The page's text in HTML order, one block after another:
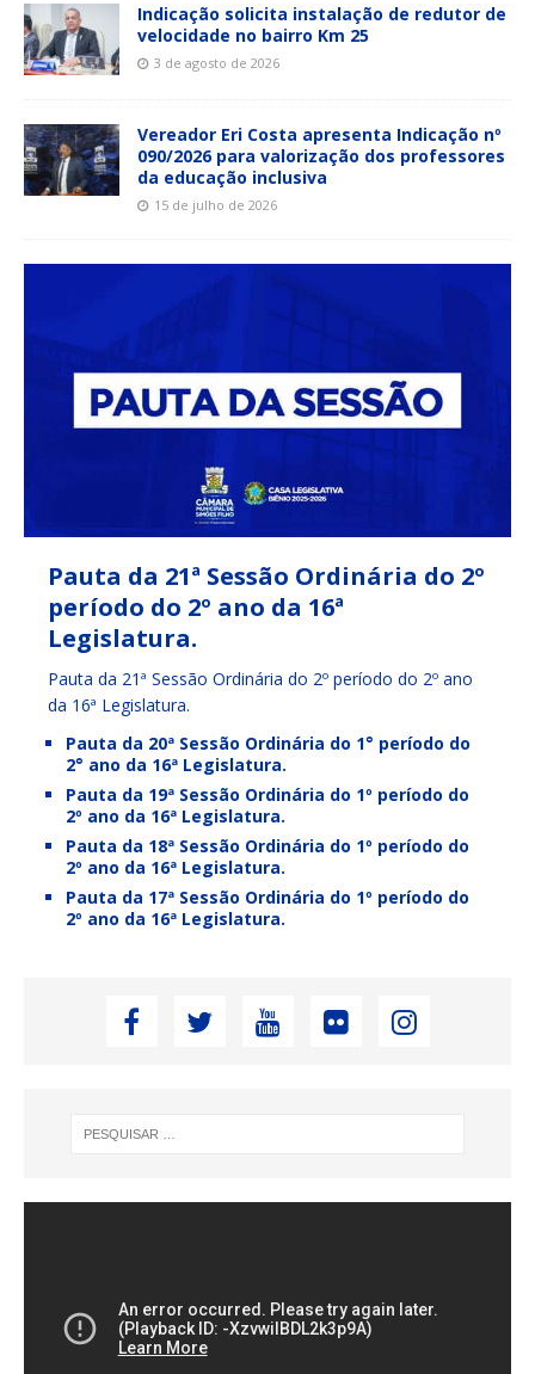
Indicação solicita instalação de redutor de
velocidade no bairro Km 25
3 de agosto de 2026
Vereador Eri Costa apresenta Indicação nº
090/2026 para valorização dos professores
da educação inclusiva
15 de julho de 2026
Pauta da 21ª Sessão Ordinária do 2º
período do 2º ano da 16ª
Legislatura.
Pauta da 21ª Sessão Ordinária do 2º período do 2º ano
da 16ª Legislatura.
Pauta da 20ª Sessão Ordinária do 1° período do
2° ano da 16ª Legislatura.
Pauta da 19ª Sessão Ordinária do 1º período do
2º ano da 16ª Legislatura.
Pauta da 18ª Sessão Ordinária do 1º período do
2º ano da 16ª Legislatura.
Pauta da 17ª Sessão Ordinária do 1º período do
2º ano da 16ª Legislatura.